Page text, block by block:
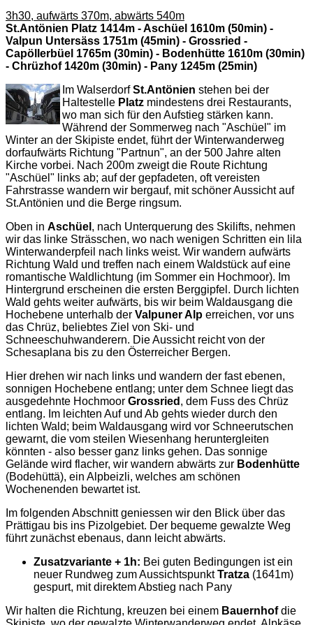
3h30, aufwärts 370m, abwärts 540m
St.Antönien Platz 1414m - Aschüel 1610m (50min) -
Valpun Untersäss 1751m (45min) - Grossried -
Capöllerbüel 1765m (30min) - Bodenhütte 1610m (30min)
- Chrüzhof 1420m (30min) - Pany 1245m (25min)
Im WalserdorfSt.Antönien stehen bei der
Haltestelle Platz mindestens drei Restaurants,
wo man sich für den Aufstieg stärken kann.
Während der Sommerweg nach "Aschüel" im
Winter an der Skipiste endet, führt der Winterwanderweg
dorfaufwärts Richtung "Partnun", an der 500 Jahre alten
Kirche vorbei. Nach 200m zweigt die Route Richtung
"Aschüel" links ab; auf der gepfadeten, oft vereisten
Fahrstrasse wandern wir bergauf, mit schöner Aussicht auf
St.Antönien und die Berge ringsum.
Oben in Aschüel , nach Unterquerung des Skilifts, nehmen
wir das linke Strässchen, wo nach wenigen Schritten ein lila
Winterwanderpfeil nach links weist. Wir wandern aufwärts
Richtung Wald und treffen nach einem Waldstück auf eine
romantische Waldlichtung (im Sommer ein Hochmoor). Im
Hintergrund erscheinen die ersten Berggipfel. Durch lichten
Wald gehts weiter aufwärts, bis wir beim Waldausgang die
Hochebene unterhalb der Valpuner Alp erreichen, vor uns
das Chrüz, beliebtes Ziel von Ski- und
Schneeschuhwanderern. Die Aussicht reicht von der
Schesaplana bis zu den Österreicher Bergen.
Hier drehen wir nach links und wandern der fast ebenen,
sonnigen Hochebene entlang; unter dem Schnee liegt das
ausgedehnte Hochmoor Grossried , dem Fuss des Chrüz
entlang. Im leichten Auf und Ab gehts wieder durch den
lichten Wald; beim Waldausgang wird vor Schneerutschen
gewarnt, die vom steilen Wiesenhang heruntergleiten
könnten - also besser ganz links gehen. Das sonnige
Gelände wird flacher, wir wandern abwärts zur Bodenhütte
(Bodehüttä), ein Alpbeizli, welches am schönen
Wochenenden bewartet ist.
Im folgenden Abschnitt geniessen wir den Blick über das
Prättigau bis ins Pizolgebiet. Der bequeme gewalzte Weg
führt zunächst ebenaus, dann leicht abwärts.
Zusatzvariante + 1h: Bei guten Bedingungen ist ein
neuer Rundweg zum AussichtspunktTratza (1641m)
gespurt, mit direktem Abstieg nach Pany
Wir halten die Richtung, kreuzen bei einem Bauernhofdie